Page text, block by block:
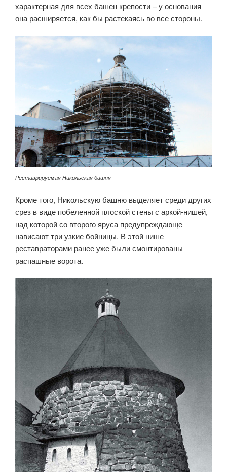
характерная для всех башен крепости – у основания
она расширяется, как бы растекаясь во все стороны.
Реставрируемая Никольская башня
Кроме того, Никольскую башню выделяет среди других
срез в виде побеленной плоской стены с аркой-нишей,
над которой со второго яруса предупреждающе
нависают три узкие бойницы. В этой нише
реставраторами ранее уже были смонтированы
распашные ворота.